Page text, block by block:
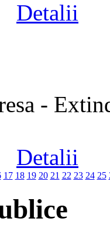
Detalii
-
Detalii
17 18 19 20 21 22 23 24 25